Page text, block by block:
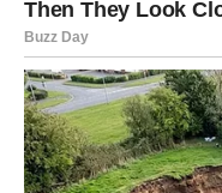
U ljubavi – povezanost
osećaj da ste tamo
Suština promene:
mesto.